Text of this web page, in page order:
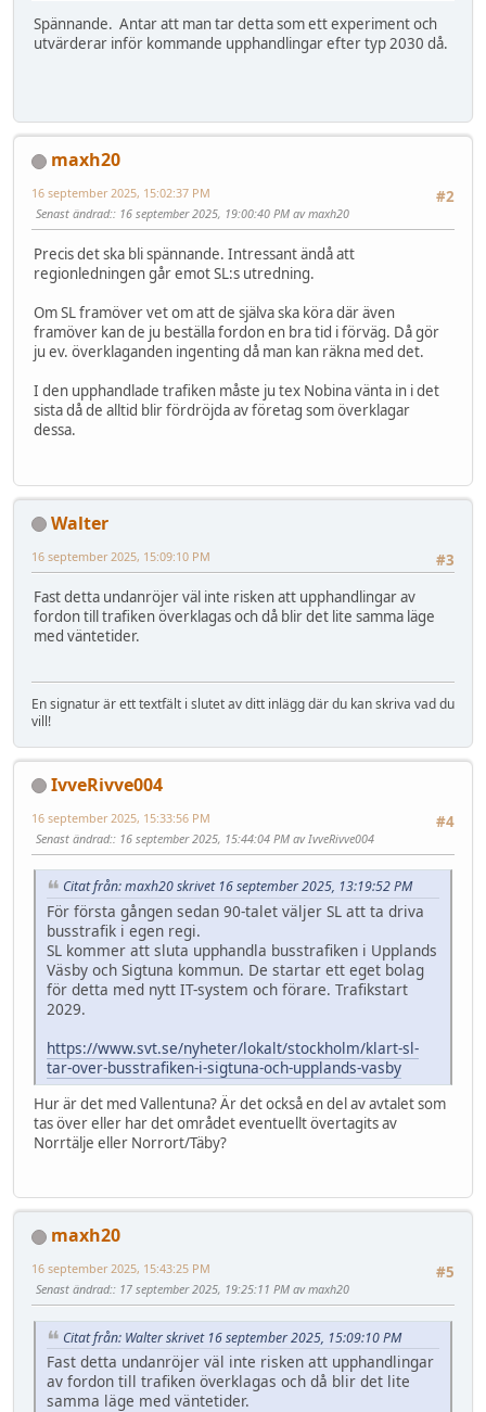
Spännande. Antar att man tar detta som ett experiment och
utvärderar inför kommande upphandlingar efter typ 2030 då.
maxh20
#2
16 september 2025, 15:02:37 PM
Senast ändrad:: 16 september 2025, 19:00:40 PM av maxh20
Precis det ska bli spännande. Intressant ändå att
regionledningen går emot SL:s utredning.
Om SL framöver vet om att de själva ska köra där även
framöver kan de ju beställa fordon en bra tid i förväg. Då gör
ju ev. överklaganden ingenting då man kan räkna med det.
I den upphandlade trafiken måste ju tex Nobina vänta in i det
sista då de alltid blir fördröjda av företag som överklagar
dessa.
Walter
#3
16 september 2025, 15:09:10 PM
Fast detta undanröjer väl inte risken att upphandlingar av
fordon till trafiken överklagas och då blir det lite samma läge
med väntetider.
En signatur är ett textfält i slutet av ditt inlägg där du kan skriva vad du
vill!
IvveRivve004
#4
16 september 2025, 15:33:56 PM
Senast ändrad:: 16 september 2025, 15:44:04 PM av IvveRivve004
Citat från: maxh20 skrivet 16 september 2025, 13:19:52 PM
För första gången sedan 90-talet väljer SL att ta driva
busstrafik i egen regi.
SL kommer att sluta upphandla busstrafiken i Upplands
Väsby och Sigtuna kommun. De startar ett eget bolag
för detta med nytt IT-system och förare. Trafikstart
2029.
https://www.svt.se/nyheter/lokalt/stockholm/klart-sl-
tar-over-busstrafiken-i-sigtuna-och-upplands-vasby
Hur är det med Vallentuna? Är det också en del av avtalet som
tas över eller har det området eventuellt övertagits av
Norrtälje eller Norrort/Täby?
maxh20
#5
16 september 2025, 15:43:25 PM
Senast ändrad:: 17 september 2025, 19:25:11 PM av maxh20
Citat från: Walter skrivet 16 september 2025, 15:09:10 PM
Fast detta undanröjer väl inte risken att upphandlingar
av fordon till trafiken överklagas och då blir det lite
samma läge med väntetider.